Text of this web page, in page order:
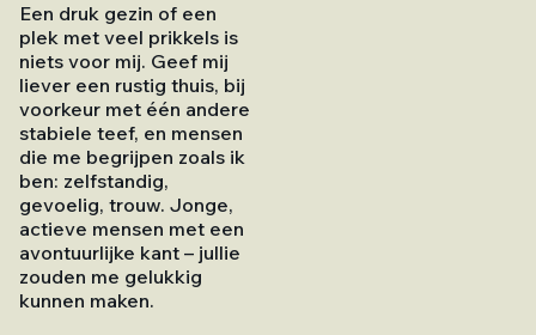
Een druk gezin of een
plek met veel prikkels is
niets voor mij. Geef mij
liever een rustig thuis, bij
voorkeur met één andere
stabiele teef, en mensen
die me begrijpen zoals ik
ben: zelfstandig,
gevoelig, trouw. Jonge,
actieve mensen met een
avontuurlijke kant – jullie
zouden me gelukkig
kunnen maken.